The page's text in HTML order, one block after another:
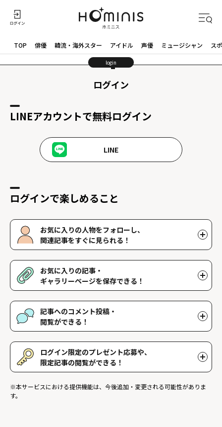
TOP 俳優 韓流・海外スター アイドル 声優 ミュージシャン ス
login
ログイン
LINEアカウントで無料ログイン
LINE
ログインで楽しめること
お気に入りの人物をフォローし、
関連記事をすぐに見られる！
好きな人物をフォローすることで、マイページで好きな人物の関連
記事を閲覧することができます。好きな人物一覧はマイページで確
認できます。
お気に入りの記事・
ギャラリーページを保存できる！
好きな記事やギャラリーページを保存し、マイページでいつでも閲
覧することができます。
記事へのコメント投稿・
閲覧ができる！
記事に対して応援や感想などのコメントができ、他のファンが投稿
したコメントを読むことができます。
ログイン限定のプレゼント応募や、
限定記事の閲覧ができる！
た、ログイン限定記事を閲覧することができます。
※本サービスにおける提供機能は、今後追加・変更される可能性がありま
す。